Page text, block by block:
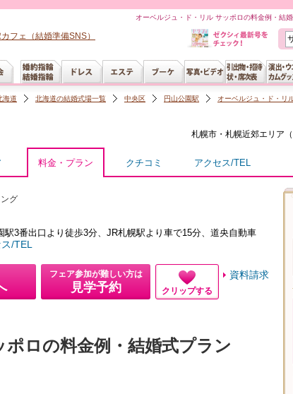
オーベルジュ・ド・リル サッポロの料金例・結
フェ（結婚準備SNS）
海道 北海道の結婚式場一覧 中央区 円山公園駅
オーベルジュ・ド・リ
札幌市・札幌近郊エリア（
料金・プラン クチコミ アクセス/TEL
グ
駅3番出口より徒歩3分、JR札幌駅より車で15分、道央自動車
/TEL
フェア参加が難しい方は
見学予約 クリップする
資料請求
ロの料金例・結婚式プラン